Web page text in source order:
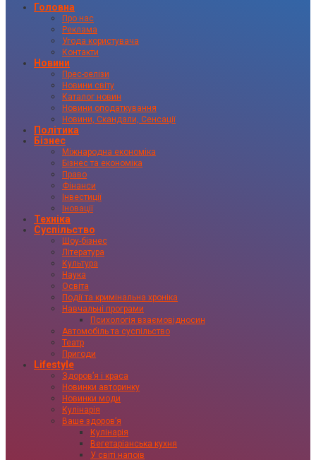
Головна
Про нас
Реклама
Угода користувача
Контакти
Новини
Прес-релізи
Новини світу
Каталог новин
Новини оподаткування
Новини, Скандали, Сенсації
Політика
Бізнес
Міжнародна економіка
Бізнес та економіка
Право
Фінанси
Інвестиції
Іновації
Техніка
Суспільство
Шоу-бізнес
Література
Культура
Наука
Освіта
Події та кримінальна хроніка
Навчальні програми
Психологія взаємовідносин
Автомобіль та суспільство
Театр
Пригоди
Lifestyle
Здоровʼя і краса
Новинки авторинку
Новинки моди
Кулінарія
Ваше здоровʼя
Кулінарія
Вегетаріанська кухня
У світі напоїв